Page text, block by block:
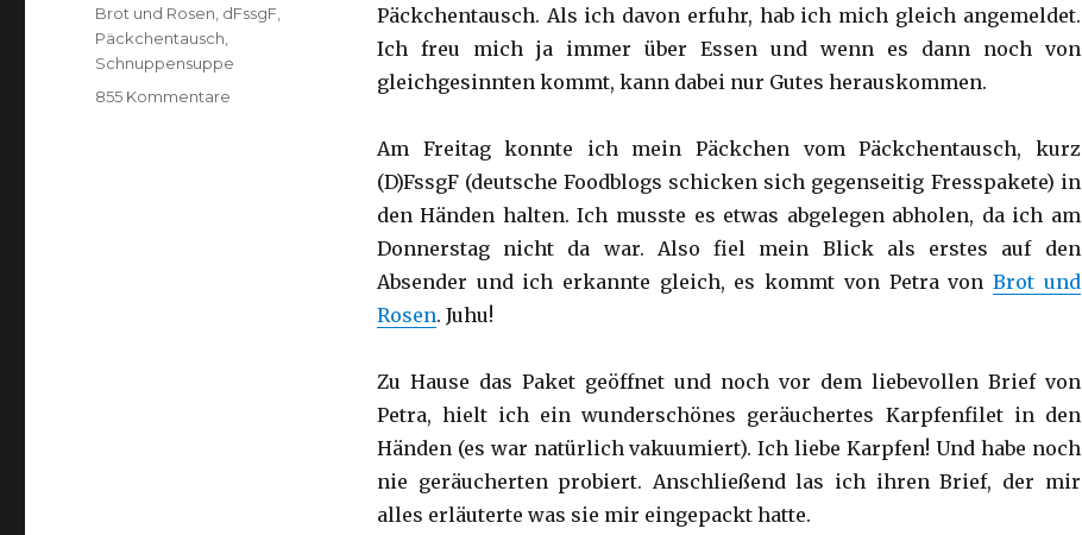
Päckchentausch. Als ich davon erfuhr, hab ich mich gleich angemeldet.
Ich freu mich ja immer über Essen und wenn es dann noch von
gleichgesinnten kommt, kann dabei nur Gutes herauskommen.
Am Freitag konnte ich mein Päckchen vom Päckchentausch, kurz
(D)FssgF (deutsche Foodblogs schicken sich gegenseitig Fresspakete) in
den Händen halten. Ich musste es etwas abgelegen abholen, da ich am
Donnerstag nicht da war. Also fiel mein Blick als erstes auf den
Absender und ich erkannte gleich, es kommt von Petra vonBrot und
Rosen. Juhu!
Zu Hause das Paket geöffnet und noch vor dem liebevollen Brief von
Petra, hielt ich ein wunderschönes geräuchertes Karpfenfilet in den
Händen (es war natürlich vakuumiert). Ich liebe Karpfen! Und habe noch
nie geräucherten probiert. Anschließend las ich ihren Brief, der mir
alles erläuterte was sie mir eingepackt hatte.
Schlagwörter
Brot und Rosen dFssgF
Päckchentausch
Schnuppensuppe
855 Kommentare